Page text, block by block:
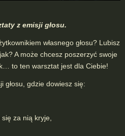
z emisji głosu.
własnego głosu? Lubisz
A może chcesz poszerzyć swoje
to ten warsztat jest dla Ciebie!
głosu, gdzie dowiesz się:
za nią kryje,